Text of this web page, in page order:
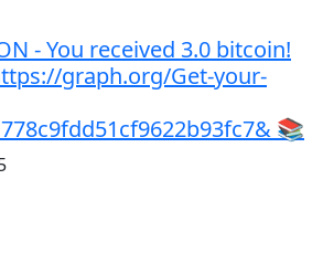
- You received 3.0 bitcoin!
graph.org/Get-your-
📚